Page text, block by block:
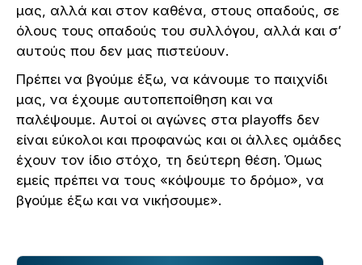
μας, αλλά και στον καθένα, στους οπαδούς, σε
όλους τους οπαδούς του συλλόγου, αλλά και σ’
αυτούς που δεν μας πιστεύουν.
Πρέπει να βγούμε έξω, να κάνουμε το παιχνίδι
μας, να έχουμε αυτοπεποίθηση και να
παλέψουμε. Αυτοί οι αγώνες στα playoffs δεν
είναι εύκολοι και προφανώς και οι άλλες ομάδες
έχουν τον ίδιο στόχο, τη δεύτερη θέση. Όμως
εμείς πρέπει να τους «κόψουμε το δρόμο», να
βγούμε έξω και να νικήσουμε».